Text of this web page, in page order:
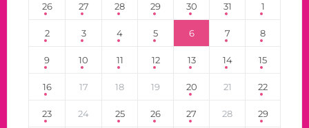
26 27 28 29 30 31 1
2 3 4 5 6 7 8
9 10 11 12 13 14 15
16 17 18 19 20 21 22
23 24 25 26 27 28 29